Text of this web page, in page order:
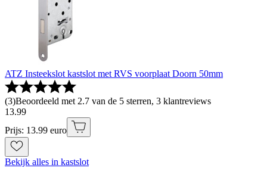
ATZ Insteekslot kastslot met RVS voorplaat Doorn 50mm
(3)Beoordeeld met 2.7 van de 5 sterren, 3 klantreviews
13.99
Prijs: 13.99 euro
Bekijk alles in kastslot